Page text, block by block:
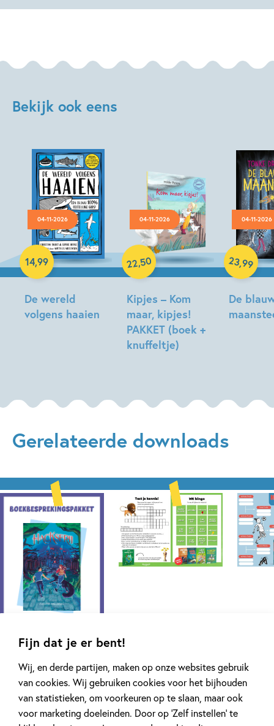
Fijn dat je er bent!
Wij, en derde partijen, maken op onze websites gebruik
van cookies. Wij gebruiken cookies voor het bijhouden
van statistieken, om voorkeuren op te slaan, maar ook
voor marketing doeleinden. Door op ‘Zelf instellen’ te
Tok
Williams,
Bekijk ook eens
04-11-2026
De wereld
volgens haaien
14,99
Hardcover
04-11-2026
Kipjes – Kom
maar, kipjes!
PAKKET (boek +
knuffeltje)
22,50
Hardcover
04-11-2026
De
23,99
Hardcover
Gerelateerde downloads
Series van Judith Williams